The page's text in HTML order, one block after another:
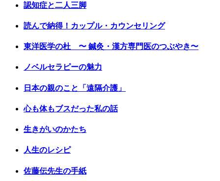
認知症と二人三脚
読んで納得！カップル・カウンセリング
東洋医学の杜 〜 鍼灸・漢方専門医のつぶやき〜
ノベルセラピーの魅力
日本の親のこと「遠隔介護」
心も体もブスだった私の話
生きがいのかたち
人生のレシピ
佐藤伝先生の手紙